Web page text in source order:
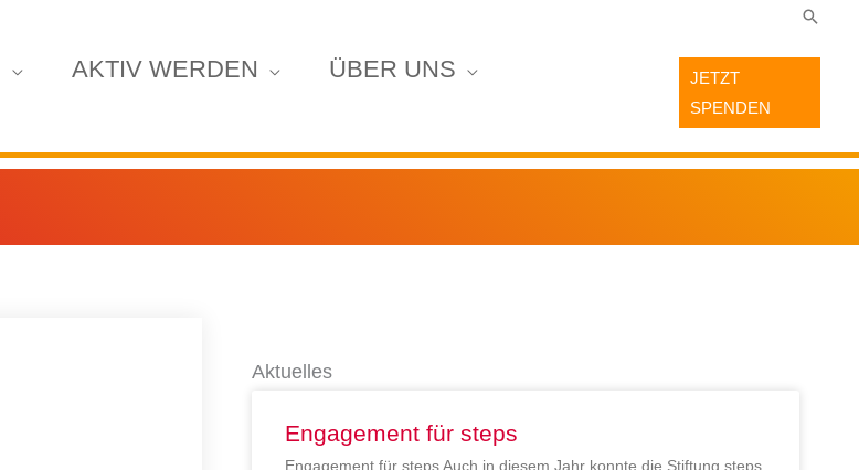
AKTIV WERDEN
ÜBER UNS
JETZT
SPENDEN
Aktuelles
Engagement für steps
Engagement für steps Auch in diesem Jahr konnte die Stiftung steps